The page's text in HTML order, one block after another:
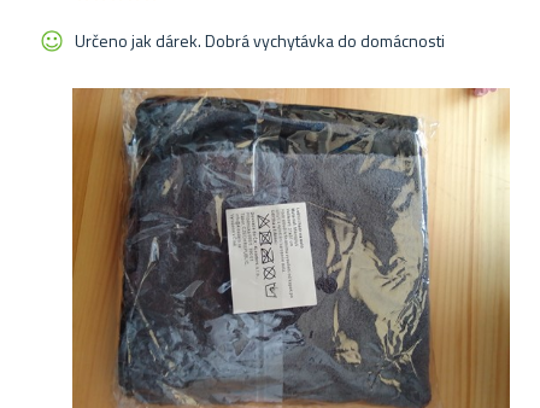
Určeno jak dárek. Dobrá vychytávka do domácnosti